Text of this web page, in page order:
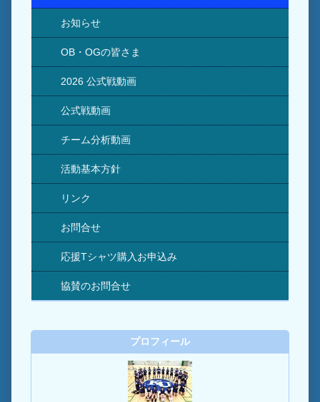
お知らせ
OB・OGの皆さま
2026 公式戦動画
公式戦動画
チーム分析動画
活動基本方針
リンク
お問合せ
応援Tシャツ購入お申込み
協賛のお問合せ
プロフィール